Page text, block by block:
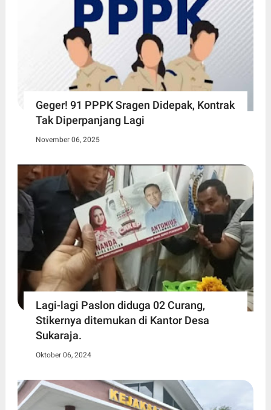
Geger! 91 PPPK Sragen Didepak, Kontrak
Tak Diperpanjang Lagi
November 06, 2025
Lagi-lagi Paslon diduga 02 Curang,
Stikernya ditemukan di Kantor Desa
Sukaraja.
Oktober 06, 2024